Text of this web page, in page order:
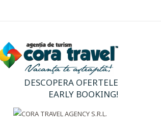
DESCOPERA OFERTELE
EARLY BOOKING!